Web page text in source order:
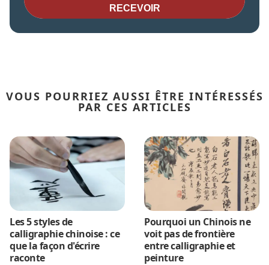
RECEVOIR
VOUS POURRIEZ AUSSI ÊTRE INTÉRESSÉS
PAR CES ARTICLES
Les 5 styles de
calligraphie chinoise : ce
que la façon d'écrire
raconte
Pourquoi un Chinois ne
voit pas de frontière
entre calligraphie et
peinture